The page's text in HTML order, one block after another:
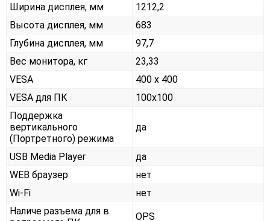
Ширина дисплея, мм
1212,2
Высота дисплея, мм
683
Глубина дисплея, мм
97,7
Вес монитора, кг
23,33
VESA
400 x 400
VESA для ПК
100x100
Поддержка
вертикального
(Портретного) режима
да
USB Media Player
да
WEB браузер
нет
Wi-Fi
нет
Наличе разъема для в
OPS